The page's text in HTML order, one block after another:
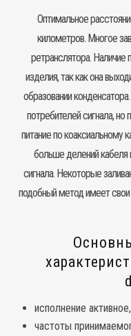
Оптимальное
километров. Многое
ретранслятора.
изделия, так как она
образовании
потребителей сигнала, но
питание по
больше делений кабеля
сигнала. Некоторые
подобный метод имеет свои
исполнение
частоты